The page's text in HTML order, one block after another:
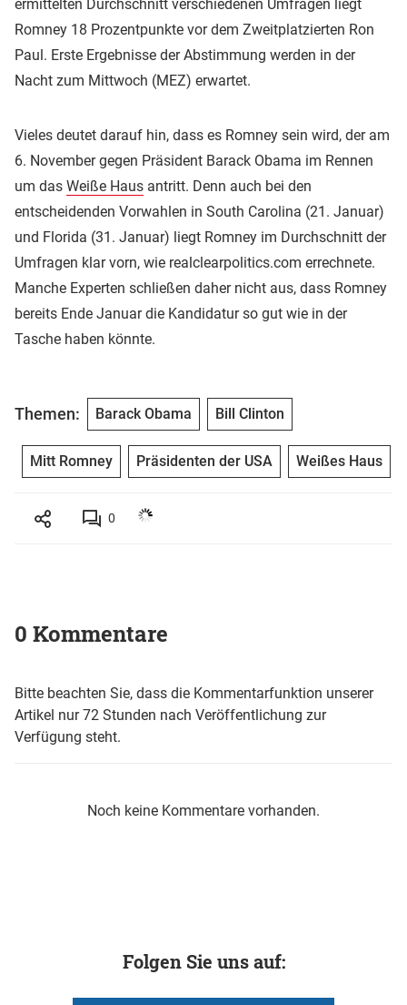
ermittelten Durchschnitt verschiedenen Umfragen liegt
Romney 18 Prozentpunkte vor dem Zweitplatzierten Ron
Paul. Erste Ergebnisse der Abstimmung werden in der
Nacht zum Mittwoch (MEZ) erwartet.
Vieles deutet darauf hin, dass es Romney sein wird, der am
6. November gegen Präsident Barack Obama im Rennen
um das Weiße Haus antritt. Denn auch bei den
entscheidenden Vorwahlen in South Carolina (21. Januar)
und Florida (31. Januar) liegt Romney im Durchschnitt der
Umfragen klar vorn, wie realclearpolitics.com errechnete.
Manche Experten schließen daher nicht aus, dass Romney
bereits Ende Januar die Kandidatur so gut wie in der
Tasche haben könnte.
Themen: Barack Obama Bill Clinton
Mitt Romney Präsidenten der USA Weißes Haus
0
0 Kommentare
Bitte beachten Sie, dass die Kommentarfunktion unserer
Artikel nur 72 Stunden nach Veröffentlichung zur
Verfügung steht.
Noch keine Kommentare vorhanden.
Folgen Sie uns auf: